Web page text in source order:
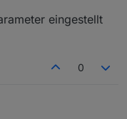
eingestellt
0